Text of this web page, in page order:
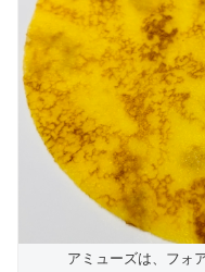
アミューズは、フォ